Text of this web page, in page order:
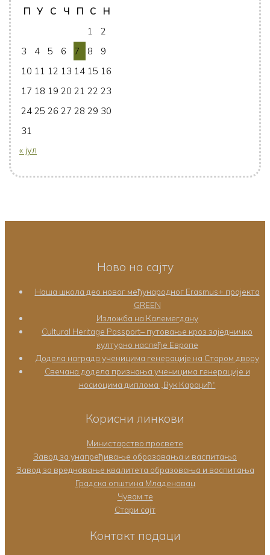
П
У С Ч П С
Н
1
2
3
4 5 6 7 8
9
10 11 12 13 14 15 16
17 18 19 20 21 22 23
24 25 26 27 28 29 30
31
« јул
Ново на сајту
Наша школа део новог међународног Erasmus+ пројекта
GREEN
Изложба на Калемегдану
Cultural Heritage Passport– путовање кроз заједничко
културно наслеђе Европе
Додела награда ученицима генерације на Старом двору
Свечана додела признања ученицима генерације и
носиоцима диплома „Вук Караџић“
Корисни линкови
Министарство просвете
Завод за унапређивање образовања и васпитања
Завод за вредновање квалитета образовања и васпитања
Градска општина Младеновац
Чувам те
Стари сајт
Контакт подаци